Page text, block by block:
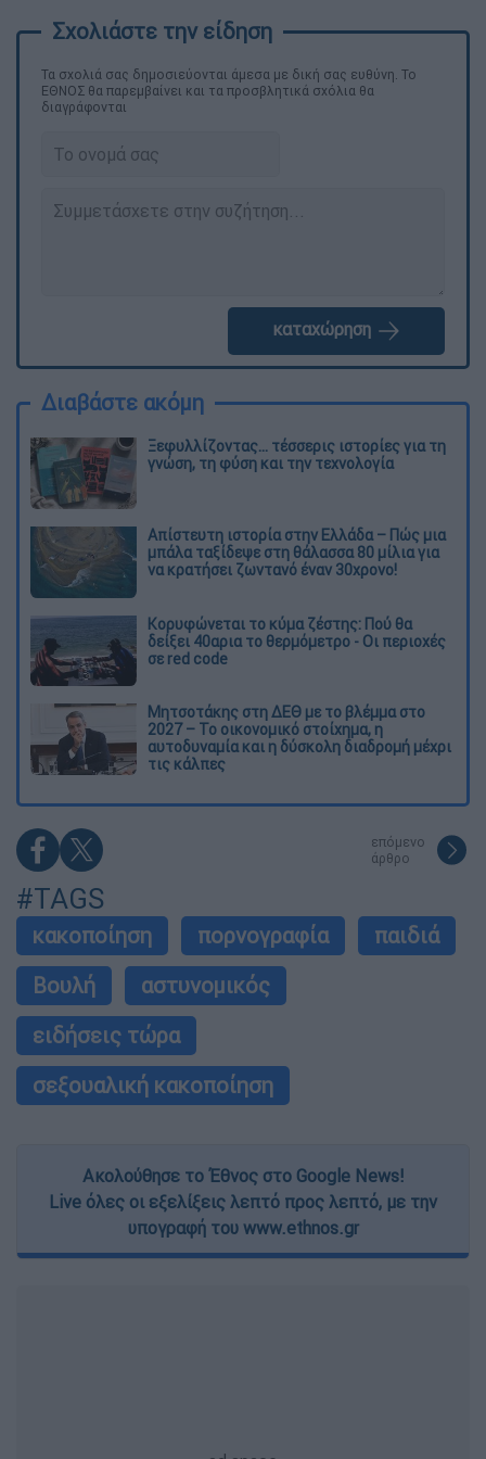
Τα σχολιά σας δημοσιεύονται άμεσα με δική σας ευθύνη. Το
ΕΘΝΟΣ θα παρεμβαίνει και τα προσβλητικά σχόλια θα
διαγράφονται
καταχώρηση
Διαβάστε ακόμη
Ξεφυλλίζοντας... τέσσερις ιστορίες για τη
γνώση, τη φύση και την τεχνολογία
Απίστευτη ιστορία στην Ελλάδα – Πώς μια
μπάλα ταξίδεψε στη θάλασσα 80 μίλια για
να κρατήσει ζωντανό έναν 30χρονο!
Κορυφώνεται το κύμα ζέστης: Πού θα
δείξει 40αρια το θερμόμετρο - Οι περιοχές
σε red code
Μητσοτάκης στη ΔΕΘ με το βλέμμα στο
2027 – Το οικονομικό στοίχημα, η
αυτοδυναμία και η δύσκολη διαδρομή μέχρι
τις κάλπες
επόμενο
άρθρο
#TAGS
κακοποίηση πορνογραφία
παιδιά
Βουλή
αστυνομικός
ειδήσεις τώρα
σεξουαλική κακοποίηση
Ακολούθησε το Έθνος στο Google News!
Live όλες οι εξελίξεις λεπτό προς λεπτό, με την
υπογραφή του www.ethnos.gr